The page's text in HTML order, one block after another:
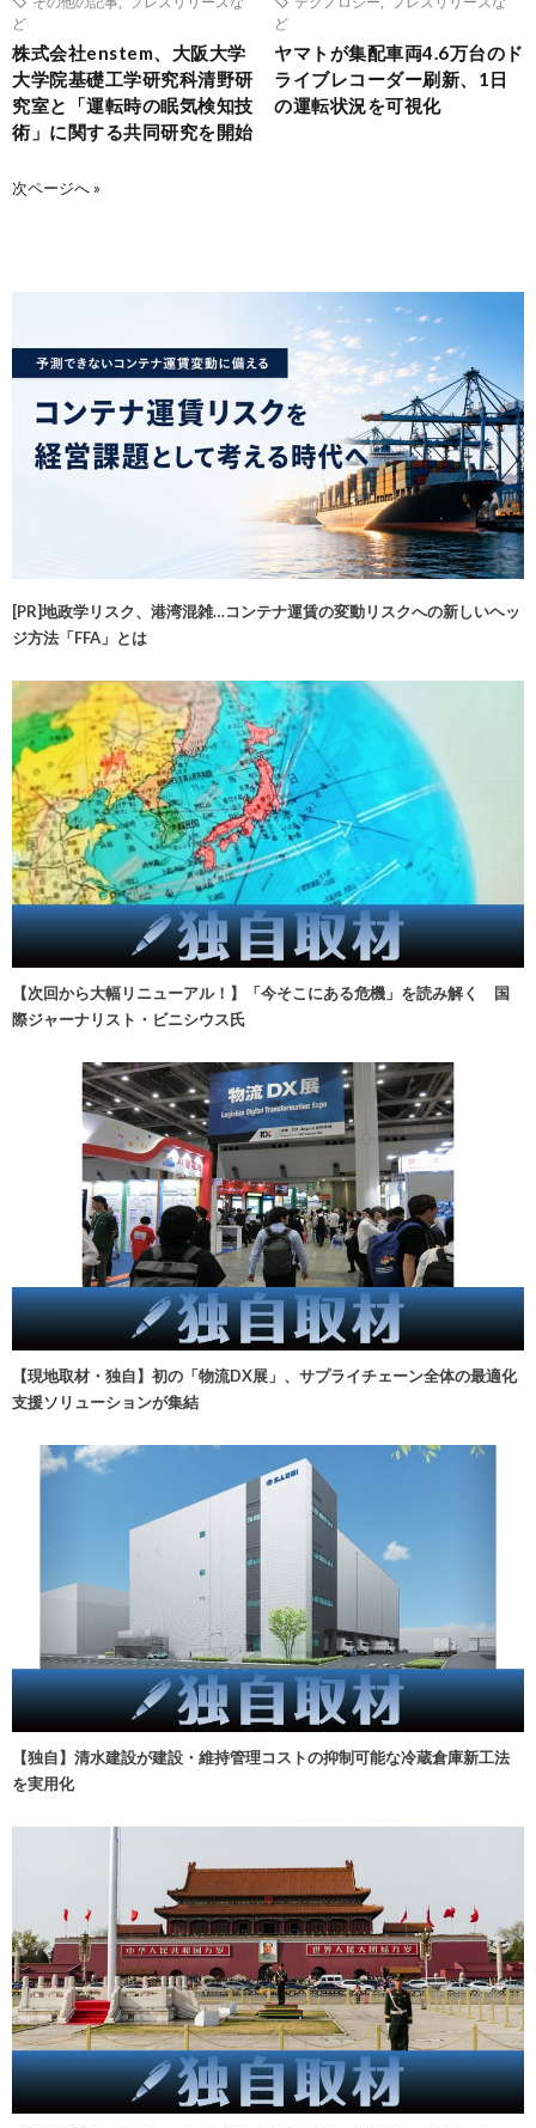
ど
株式会社enstem、大阪大学
大学院基礎工学研究科清野研
究室と「運転時の眠気検知技
術」に関する共同研究を開始
ど
ヤマトが集配車両4.6万台のド
ライブレコーダー刷新、1日
の運転状況を可視化
次ページへ »
[PR]地政学リスク、港湾混雑…コンテナ運賃の変動リスクへの新しいヘッ
ジ方法「FFA」とは
【次回から大幅リニューアル！】「今そこにある危機」を読み解く 国
際ジャーナリスト・ビニシウス氏
【現地取材・独自】初の「物流DX展」、サプライチェーン全体の最適化
支援ソリューションが集結
【独自】清水建設が建設・維持管理コストの抑制可能な冷蔵倉庫新工法
を実用化